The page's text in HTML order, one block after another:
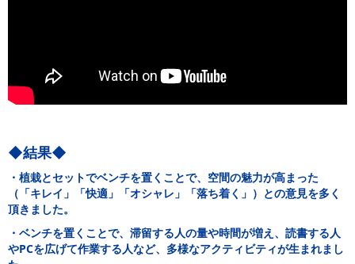
◆結果◆
・植栽とセットでベンチを置くことで、空間の魅力が高まった
（「キレイ」「快適」「オシャレ」「落ち着く」）との意見を多く
頂きました。
・ベンチを置くことで、滞留する人の量や時間が増え、読書する人
やPCを広げて作業する人など、多様なアクティビティが生まれまし